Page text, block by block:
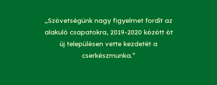
„Szövetségünk nagy figyelmet fordít az
alakuló csapatokra, 2019-2020 között öt
új településen vette kezdetét a
cserkészmunka.”